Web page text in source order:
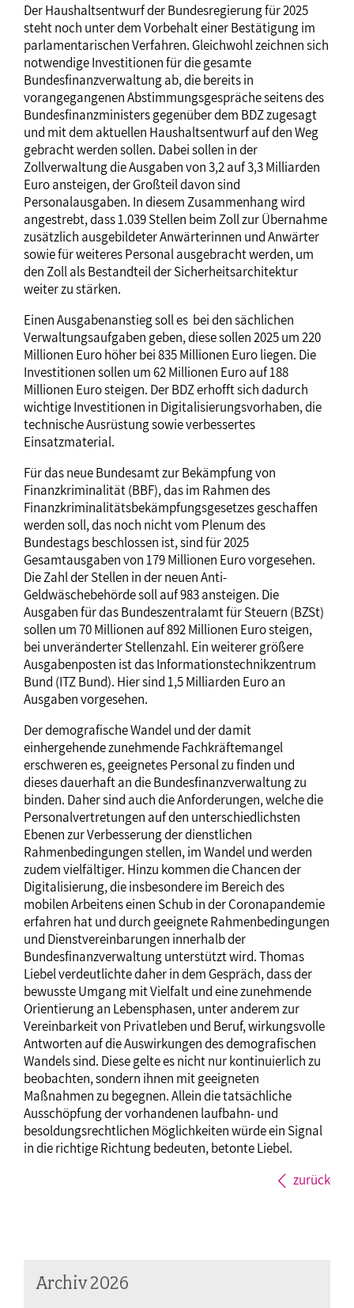
Der Haushaltsentwurf der Bundesregierung für 2025
steht noch unter dem Vorbehalt einer Bestätigung im
parlamentarischen Verfahren. Gleichwohl zeichnen sich
notwendige Investitionen für die gesamte
Bundesfinanzverwaltung ab, die bereits in
vorangegangenen Abstimmungsgespräche seitens des
Bundesfinanzministers gegenüber dem BDZ zugesagt
und mit dem aktuellen Haushaltsentwurf auf den Weg
gebracht werden sollen. Dabei sollen in der
Zollverwaltung die Ausgaben von 3,2 auf 3,3 Milliarden
Euro ansteigen, der Großteil davon sind
Personalausgaben. In diesem Zusammenhang wird
angestrebt, dass 1.039 Stellen beim Zoll zur Übernahme
zusätzlich ausgebildeter Anwärterinnen und Anwärter
sowie für weiteres Personal ausgebracht werden, um
den Zoll als Bestandteil der Sicherheitsarchitektur
weiter zu stärken.
Einen Ausgabenanstieg soll es bei den sächlichen
Verwaltungsaufgaben geben, diese sollen 2025 um 220
Millionen Euro höher bei 835 Millionen Euro liegen. Die
Investitionen sollen um 62 Millionen Euro auf 188
Millionen Euro steigen. Der BDZ erhofft sich dadurch
wichtige Investitionen in Digitalisierungsvorhaben, die
technische Ausrüstung sowie verbessertes
Einsatzmaterial.
Für das neue Bundesamt zur Bekämpfung von
Finanzkriminalität (BBF), das im Rahmen des
Finanzkriminalitätsbekämpfungsgesetzes geschaffen
werden soll, das noch nicht vom Plenum des
Bundestags beschlossen ist, sind für 2025
Gesamtausgaben von 179 Millionen Euro vorgesehen.
Die Zahl der Stellen in der neuen Anti-
Geldwäschebehörde soll auf 983 ansteigen. Die
Ausgaben für das Bundeszentralamt für Steuern (BZSt)
sollen um 70 Millionen auf 892 Millionen Euro steigen,
bei unveränderter Stellenzahl. Ein weiterer größere
Ausgabenposten ist das Informationstechnikzentrum
Bund (ITZ Bund). Hier sind 1,5 Milliarden Euro an
Ausgaben vorgesehen.
Der demografische Wandel und der damit
einhergehende zunehmende Fachkräftemangel
erschweren es, geeignetes Personal zu finden und
dieses dauerhaft an die Bundesfinanzverwaltung zu
binden. Daher sind auch die Anforderungen, welche die
Personalvertretungen auf den unterschiedlichsten
Ebenen zur Verbesserung der dienstlichen
Rahmenbedingungen stellen, im Wandel und werden
zudem vielfältiger. Hinzu kommen die Chancen der
Digitalisierung, die insbesondere im Bereich des
mobilen Arbeitens einen Schub in der Coronapandemie
erfahren hat und durch geeignete Rahmenbedingungen
und Dienstver­einbarungen innerhalb der
Bundesfinanzverwaltung unterstützt wird. Thomas
Liebel verdeutlichte daher in dem Gespräch, dass der
bewusste Umgang mit Vielfalt und eine zunehmende
Orientierung an Lebensphasen, unter anderem zur
Vereinbarkeit von Privatleben und Beruf, wirkungsvolle
Antworten auf die Auswirkungen des demografischen
Wandels sind. Diese gelte es nicht nur kontinuierlich zu
beobachten, sondern ihnen mit geeigneten
Maßnahmen zu begegnen. Allein die tatsächliche
Ausschöpfung der vorhandenen laufbahn- und
besoldungsrechtlichen Möglichkeiten würde ein Signal
in die richtige Richtung bedeuten, betonte Liebel.
zurück
Archiv 2026